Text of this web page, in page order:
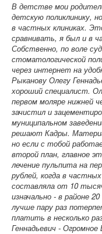
В детстве мои
детскую поликлинику,
в частных клиниках.
сравнивать, я был и в
Собственно, по воле
стоматологической
через интернет на
Рыканову Олегу
хороший специалист.
первом моляре нижней
зачистил и
муниципальном
решают Кадры.
но если с тобой
второй план, главное
лечение пульпита на
рублей, когда в
составляла от 10
изначально - в районе
лучше пару раз
платить в несколько
Геннадьевич -